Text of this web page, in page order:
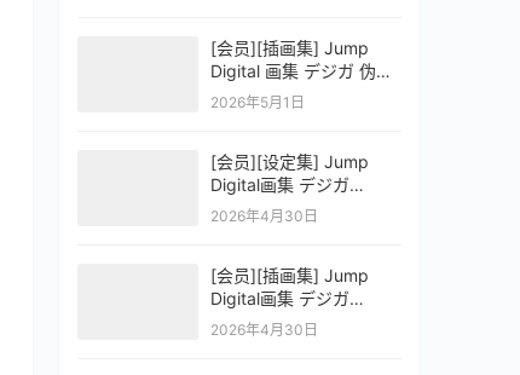
[会员][插画集] Jump
Digital 画集 デジガ 伪恋
ニセコイ 1
2026年5月1日
[会员][设定集] Jump
Digital画集 デジガ
CLAYMORE 2
2026年4月30日
[会员][插画集] Jump
Digital画集 デジガ
CLAYMORE 1
2026年4月30日